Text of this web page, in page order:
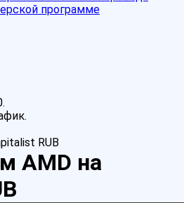
программе
RUB
AMD на